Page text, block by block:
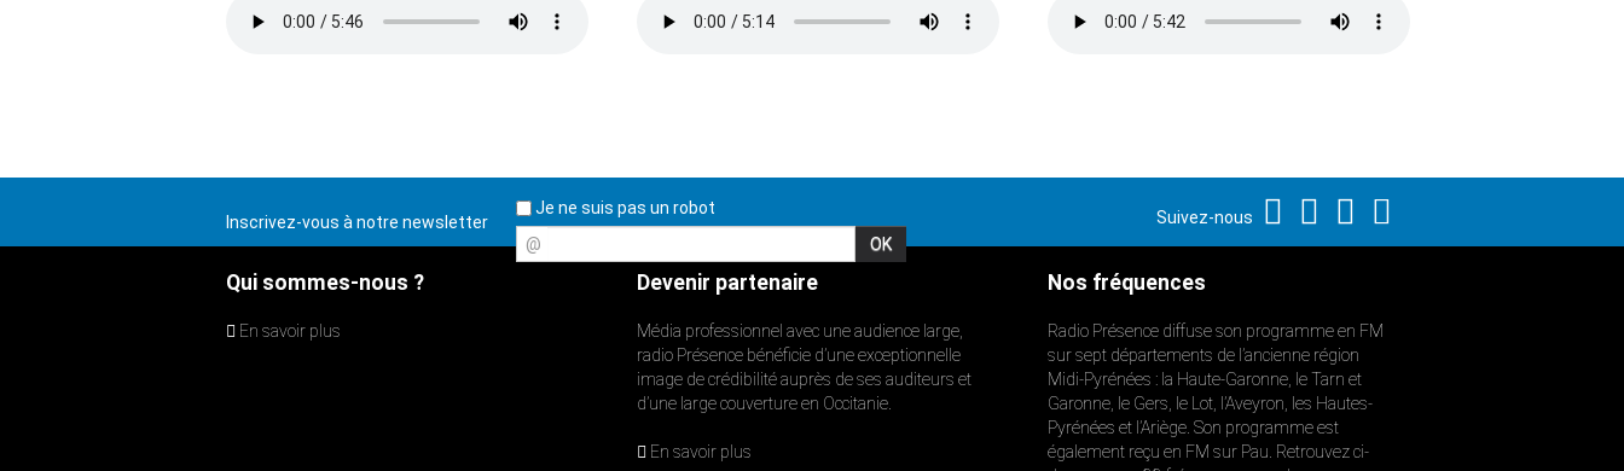
Inscrivez-vous à notre newsletter
Je ne suis pas un robot
@
Suivez-nous
Qui sommes-nous ?
En savoir plus
Devenir partenaire
Média professionnel avec une audience large,
radio Présence bénéficie d’une exceptionnelle
image de crédibilité auprès de ses auditeurs et
d’une large couverture en Occitanie.
En savoir plus
Nos fréquences
Radio Présence diffuse son programme en FM
sur sept départements de l’ancienne région
Midi-Pyrénées : la Haute-Garonne, le Tarn et
Garonne, le Gers, le Lot, l’Aveyron, les Hautes-
Pyrénées et l’Ariège. Son programme est
également reçu en FM sur Pau. Retrouvez ci-